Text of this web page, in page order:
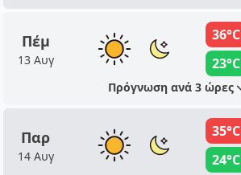
Πέμ
13 Αυγ
36°C
23°C
Πρόγνωση ανά 3 ώρες
Παρ
14 Αυγ
35°C
24°C